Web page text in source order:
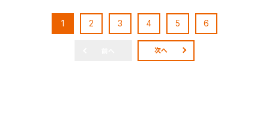
1 2 3 4 5 6
次へ